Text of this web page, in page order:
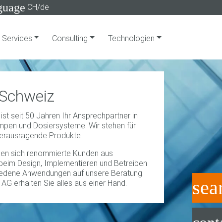
CH/de
Services Consulting Technologien
seit 50 Jahren Ihr Ansprechpartner in
und Dosiersysteme. Wir stehen für
Produkte.
sich renommierte Kunden aus
Design, Implementieren und Betreiben
Anwendungen auf unsere Beratung.
erhalten Sie alles aus einer Hand.